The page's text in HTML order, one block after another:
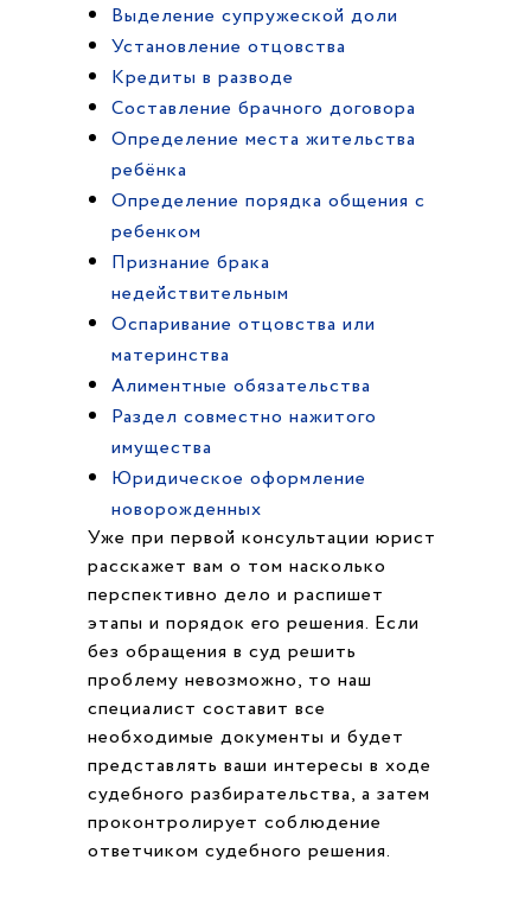
Выделение супружеской доли
Установление отцовства
Кредиты в разводе
Составление брачного договора
Определение места жительства
ребёнка
Определение порядка общения с
ребенком
Признание брака
недействительным
Оспаривание отцовства или
материнства
Алиментные обязательства
Раздел совместно нажитого
имущества
Юридическое оформление
новорожденных
Уже при первой консультации юрист
расскажет вам о том насколько
перспективно дело и распишет
этапы и порядок его решения. Если
без обращения в суд решить
проблему невозможно, то наш
специалист составит все
необходимые документы и будет
представлять ваши интересы в ходе
судебного разбирательства, а затем
проконтролирует соблюдение
ответчиком судебного решения.